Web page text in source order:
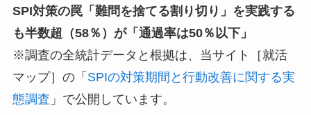
SPI対策の罠「難問を捨てる割り切り」を実践する
も半数超（58％）が「通過率は50％以下」
※調査の全統計データと根拠は、当サイト［就活
マップ］の「 SPIの対策期間と行動改善に関する実
態調査 」で公開しています。